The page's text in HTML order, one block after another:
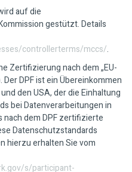
auf die
gestützt. Details
controllerterms/mccs/.
Zertifizierung nach dem „EU-
Der DPF ist ein Übereinkommen
den USA, der die Einhaltung
bei Datenverarbeitungen in
nach dem DPF zertifizierte
Datenschutzstandards
hierzu erhalten Sie vom
s/participant-